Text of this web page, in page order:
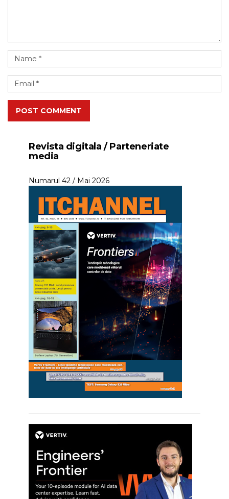
POST COMMENT
Revista digitala / Parteneriate
media
Numarul 42 / Mai 2026